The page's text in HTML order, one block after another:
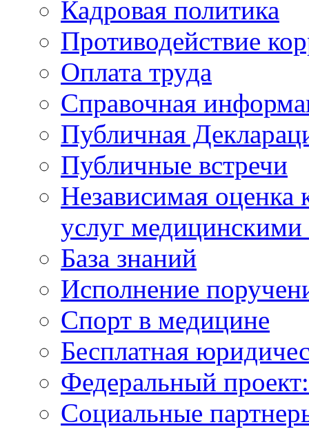
Кадровая политика
Противодействие
Оплата труда
Справочная
Публичная
Публичные встречи
Независимая оценка
услуг
База знаний
Исполнение
Спорт в медицине
Бесплатная
Федеральный
Социальные